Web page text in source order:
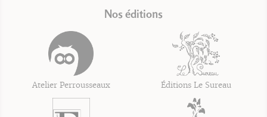
Nos éditions
Atelier Perrousseaux Éditions Le Sureau